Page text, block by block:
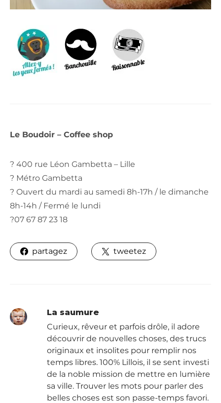
Le Boudoir – Coffee shop
? 400 rue Léon Gambetta – Lille
? Métro Gambetta
? Ouvert du mardi au samedi 8h-17h / le dimanche
8h-14h / Fermé le lundi
?07 67 87 23 18
partagez tweetez
La saumure
Curieux, rêveur et parfois drôle, il adore
découvrir de nouvelles choses, des trucs
originaux et insolites pour remplir nos
temps libres. 100% Lillois, il se sent investi
de la noble mission de mettre en lumière
sa ville. Trouver les mots pour parler des
belles choses est son passe-temps favori.